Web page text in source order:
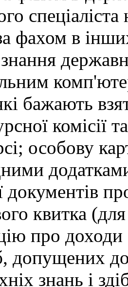
фахом в
бажають
комісії
особову
документів
квитка
про доходи
допущених
знань і